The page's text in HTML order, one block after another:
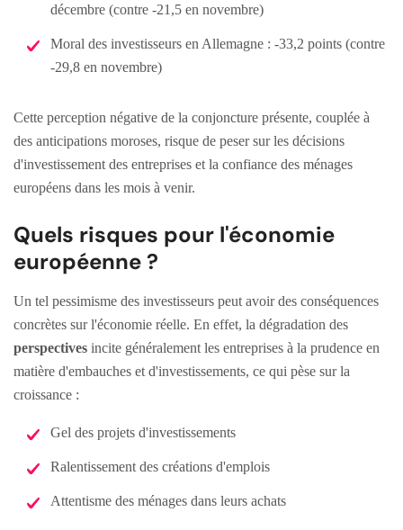
décembre (contre -21,5 en novembre)
Moral des investisseurs en Allemagne : -33,2 points (contre
-29,8 en novembre)
Cette perception négative de la conjoncture présente, couplée à
des anticipations moroses, risque de peser sur les décisions
d'investissement des entreprises et la confiance des ménages
européens dans les mois à venir.
Quels risques pour l'économie
européenne ?
Un tel pessimisme des investisseurs peut avoir des conséquences
concrètes sur l'économie réelle. En effet, la dégradation des
perspectives incite généralement les entreprises à la prudence en
matière d'embauches et d'investissements, ce qui pèse sur la
croissance :
Gel des projets d'investissements
Ralentissement des créations d'emplois
Attentisme des ménages dans leurs achats